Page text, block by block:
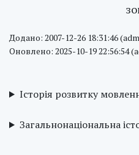
Додано: 2007-12-26 18:31:46
Оновлено: 2025-10-19 22:56:54
Історія розвитку
Загальнонаціональна